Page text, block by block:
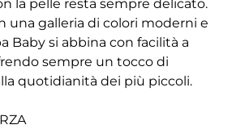
la pelle resta sempre delicato.
una galleria di colori moderni e
Baby si abbina con facilità a
sempre un tocco di
quotidianità dei più piccoli.